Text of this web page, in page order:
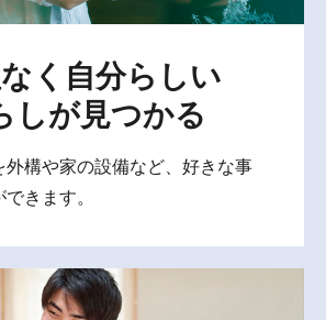
く自分らしい
しが見つかる
外構や家の設備など、好きな事
きます。